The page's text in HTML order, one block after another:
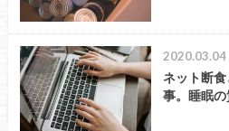
2020.03.04
ネット断
事。睡眠